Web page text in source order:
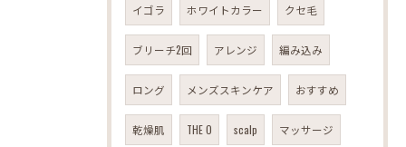
イゴラ ホワイトカラー クセ毛
ブリーチ2回 アレンジ 編み込み
ロング メンズスキンケア おすすめ
乾燥肌 THE O scalp マッサージ